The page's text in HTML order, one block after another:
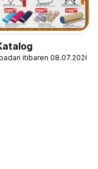
itibaren 08.07.2026